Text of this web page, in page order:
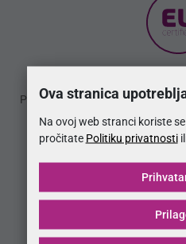
Proizvod zadovoljava stroge
EU normi HRN
Ova stranica
Na ovoj web stranci koriste
pročitate Politiku privatnosti